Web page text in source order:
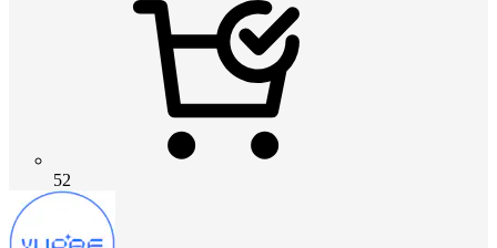
52